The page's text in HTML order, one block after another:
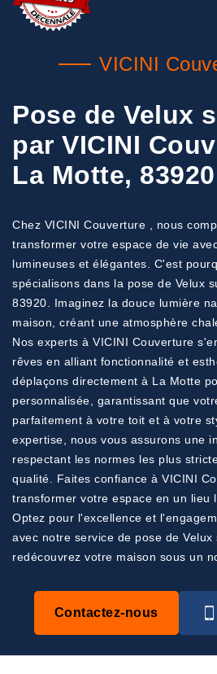
VICINI
Pose de Velux
par VICINI
La Motte, 83920
Chez VICINI Couverture , nous
transformer votre espace de vie
lumineuses et élégantes. C'est
spécialisons dans la pose de Velux
83920. Imaginez la douce lumière
maison, créant une atmosphère
Nos experts à VICINI Couverture
rêves en alliant fonctionnalité et
déplaçons directement à La Motte
personnalisée, garantissant que
parfaitement à votre toit et à votre
expertise, nous vous assurons une
respectant les normes les plus
qualité. Faites confiance à VICINI
transformer votre espace en un lieu
Optez pour l'excellence et
avec notre service de pose de
redécouvrez votre maison sous un
Contactez-nous